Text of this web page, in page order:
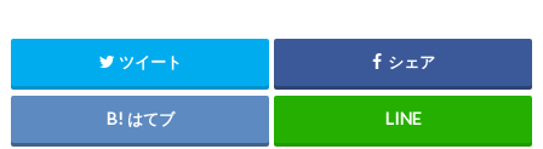
ツイート シェア
はてブ